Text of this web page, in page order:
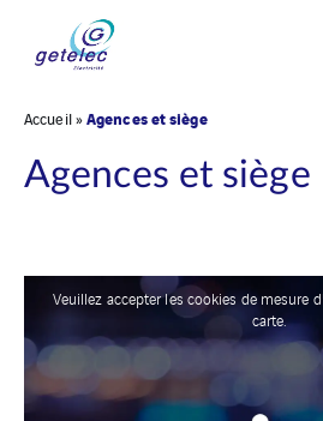
Accueil»Agences et siège
Agences et siège
Veuillez accepter les cookies de mesure
carte.